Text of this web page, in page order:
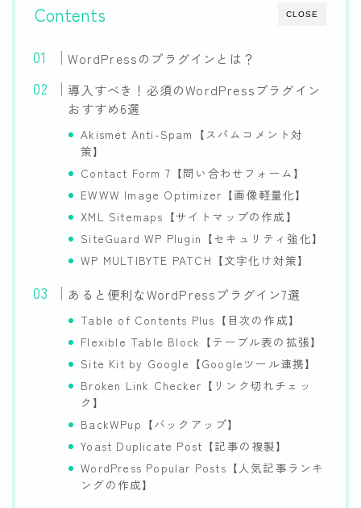
CLOSE
Contents
WordPressのプラグインとは？
導入すべき！必須のWordPressプラグイン
おすすめ6選
Akismet Anti-Spam【スパムコメント対
策】
Contact Form 7【問い合わせフォーム】
EWWW Image Optimizer【画像軽量化】
XML Sitemaps【サイトマップの作成】
SiteGuard WP Plugin【セキュリティ強化】
WP MULTIBYTE PATCH【文字化け対策】
あると便利なWordPressプラグイン7選
Table of Contents Plus【目次の作成】
Flexible Table Block【テーブル表の拡張】
Site Kit by Google【Googleツール連携】
Broken Link Checker【リンク切れチェッ
ク】
BackWPup【バックアップ】
Yoast Duplicate Post【記事の複製】
WordPress Popular Posts【人気記事ランキ
ングの作成】